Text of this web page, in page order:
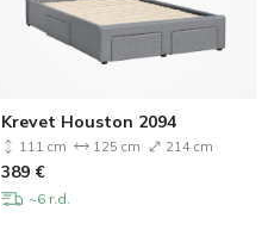
Krevet Houston 2094
111 cm 125 cm 214 cm
389 €
~6 r.d.